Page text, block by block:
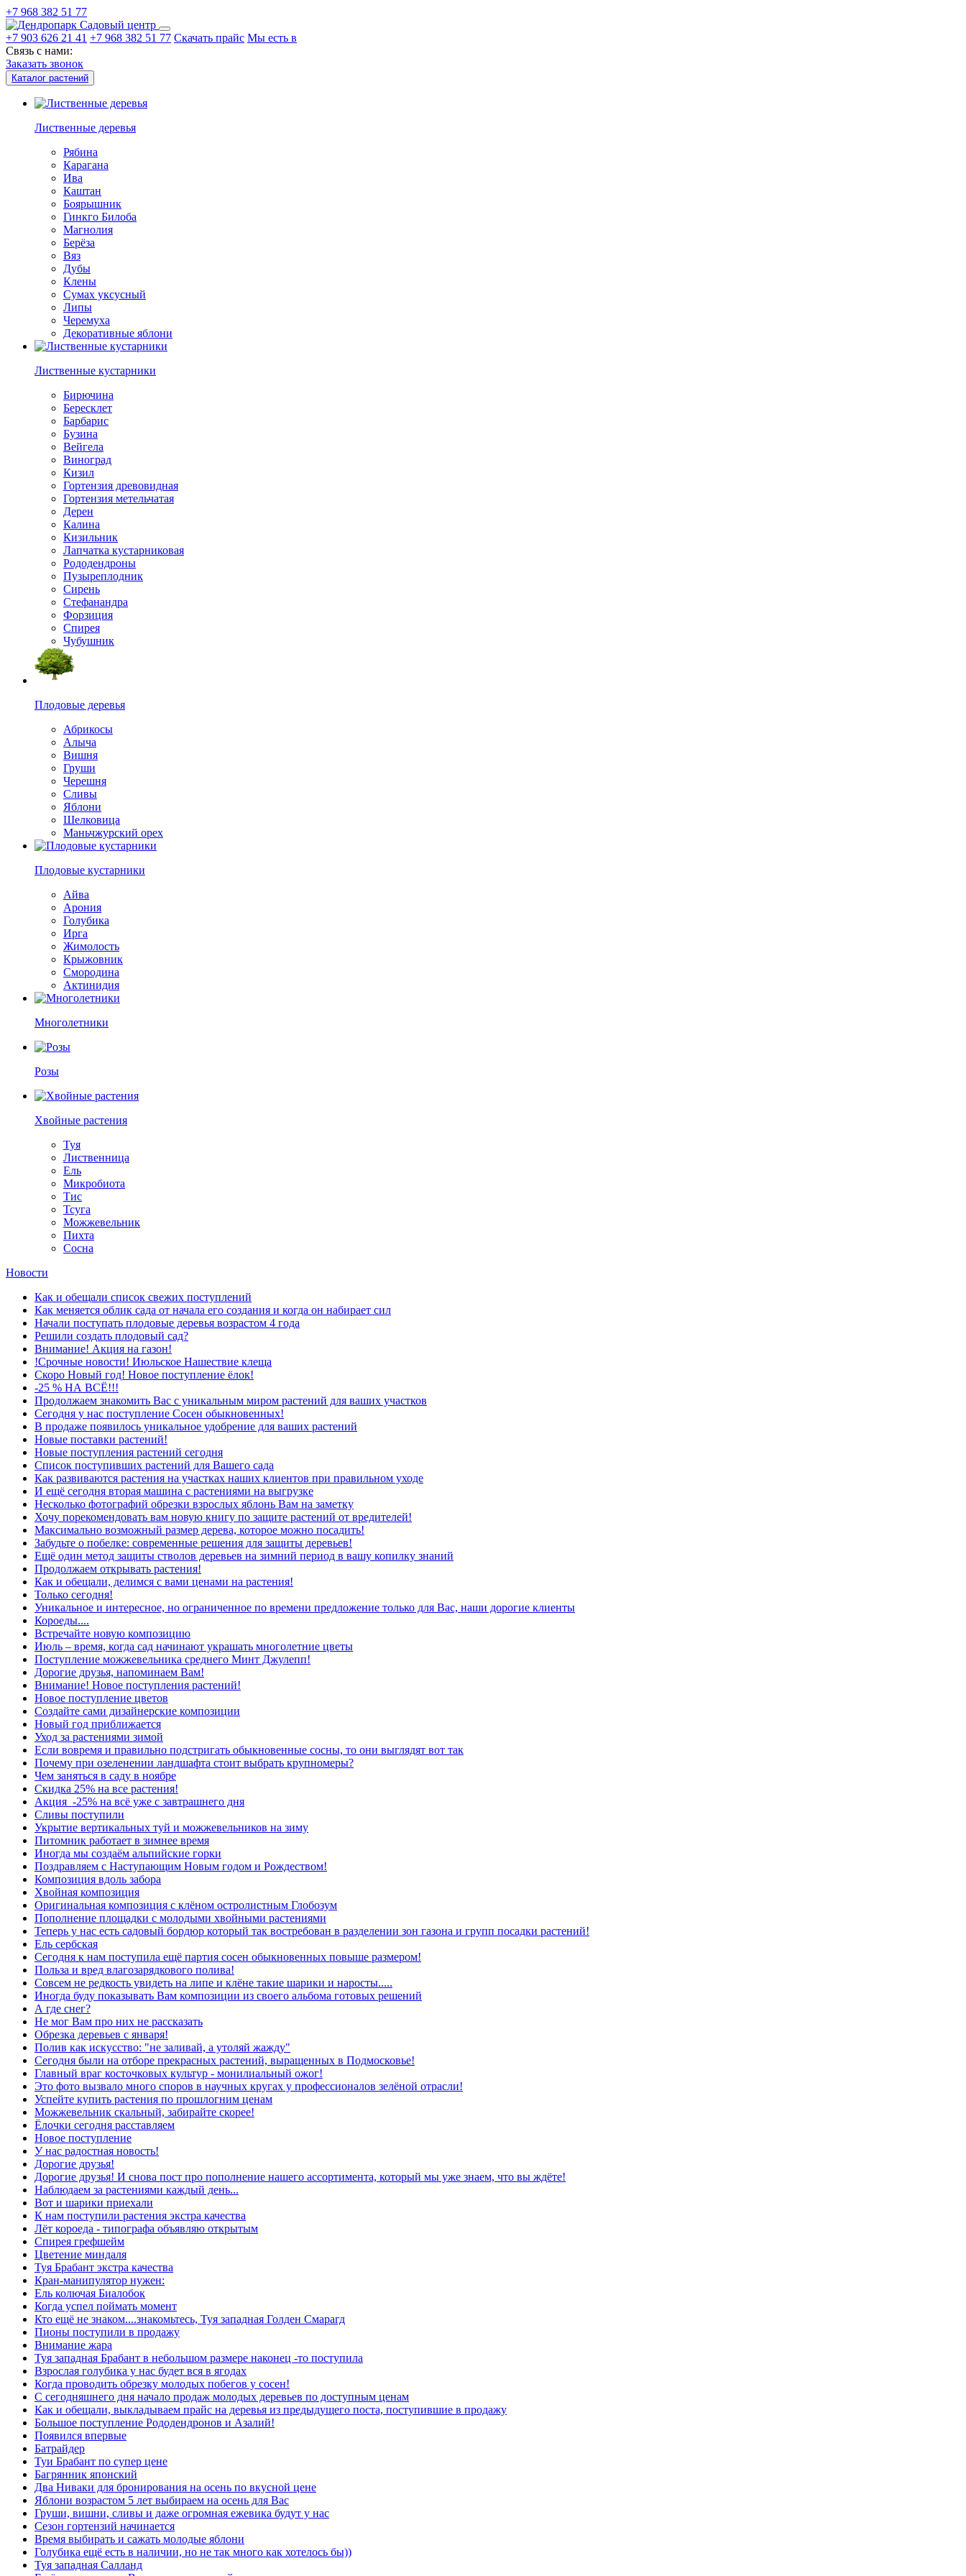
+7 968 382 51 77
Садовый центр
+7 903 626 21 41 +7 968 382 51 77 Скачать прайс Мы есть в
Связь с нами:
Заказать звонок
Каталог растений
Лиственные деревья
Рябина
Карагана
Ива
Каштан
Боярышник
Гинкго Билоба
Магнолия
Берёза
Вяз
Дубы
Клены
Сумах уксусный
Липы
Черемуха
Декоративные яблони
Лиственные кустарники
Бирючина
Бересклет
Барбарис
Бузина
Вейгела
Виноград
Кизил
Гортензия древовидная
Гортензия метельчатая
Дерен
Калина
Кизильник
Лапчатка кустарниковая
Рододендроны
Пузыреплодник
Сирень
Стефанандра
Форзиция
Спирея
Чубушник
Плодовые деревья
Абрикосы
Алыча
Вишня
Груши
Черешня
Сливы
Яблони
Шелковица
Маньчжурский орех
Плодовые кустарники
Айва
Арония
Голубика
Ирга
Жимолость
Крыжовник
Смородина
Актинидия
Многолетники
Розы
Хвойные растения
Туя
Лиственница
Ель
Микробиота
Тис
Тсуга
Можжевельник
Пихта
Сосна
Новости
Как и обещали список свежих поступлений
Как меняется облик сада от начала его создания и когда он набирает сил
Начали поступать плодовые деревья возрастом 4 года
Решили создать плодовый сад?
Внимание! Акция на газон!
!Срочные новости! Июльское Нашествие клеща
Скоро Новый год! Новое поступление ёлок!
-25 % НА ВСЁ!!!
Продолжаем знакомить Вас с уникальным миром растений для ваших участков
Сегодня у нас поступление Сосен обыкновенных!
В продаже появилось уникальное удобрение для ваших растений
Новые поставки растений!
Новые поступления растений сегодня
Список поступивших растений для Вашего сада
Как развиваются растения на участках наших клиентов при правильном уходе
И ещё сегодня вторая машина с растениями на выгрузке
Несколько фотографий обрезки взрослых яблонь Вам на заметку
Хочу порекомендовать вам новую книгу по защите растений от вредителей!
Максимально возможный размер дерева, которое можно посадить!
Забудьте о побелке: современные решения для защиты деревьев!
Ещё один метод защиты стволов деревьев на зимний период в вашу копилку знаний
Продолжаем открывать растения!
Как и обещали, делимся с вами ценами на растения!
Только сегодня!
Уникальное и интересное, но ограниченное по времени предложение только для Вас, наши дорогие клиенты
Короеды....
Встречайте новую композицию
Июль – время, когда сад начинают украшать многолетние цветы
Поступление можжевельника среднего Минт Джулепп!
Дорогие друзья, напоминаем Вам!
Внимание! Новое поступления растений!
Новое поступление цветов
Создайте сами дизайнерские композиции
Новый год приближается
Уход за растениями зимой
Если вовремя и правильно подстригать обыкновенные сосны, то они выглядят вот так
Почему при озеленении ландшафта стоит выбрать крупномеры?
Чем заняться в саду в ноябре
Скидка 25% на все растения!
Акция -25% на всё уже с завтрашнего дня
Сливы поступили
Укрытие вертикальных туй и можжевельников на зиму
Питомник работает в зимнее время
Иногда мы создаём альпийские горки
Поздравляем с Наступающим Новым годом и Рождеством!
Композиция вдоль забора
Хвойная композиция
Оригинальная композиция с клёном остролистным Глобозум
Пополнение площадки с молодыми хвойными растениями
Теперь у нас есть садовый бордюр который так востребован в разделении зон газона и групп посадки растений!
Ель сербская
Сегодня к нам поступила ещё партия сосен обыкновенных повыше размером!
Польза и вред влагозарядкового полива!
Совсем не редкость увидеть на липе и клёне такие шарики и наросты.....
Иногда буду показывать Вам композиции из своего альбома готовых решений
А где снег?
Не мог Вам про них не рассказать
Обрезка деревьев с января!
Полив как искусство: "не заливай, а утоляй жажду"
Сегодня были на отборе прекрасных растений, выращенных в Подмосковье!
Главный враг косточковых культур - монилиальный ожог!
Это фото вызвало много споров в научных кругах у профессионалов зелёной отрасли!
Успейте купить растения по прошлогним ценам
Можжевельник скальный, забирайте скорее!
Ёлочки сегодня расставляем
Новое поступление
У нас радостная новость!
Дорогие друзья!
Дорогие друзья! И снова пост про пополнение нашего ассортимента, который мы уже знаем, что вы ждёте!
Наблюдаем за растениями каждый день...
Вот и шарики приехали
К нам поступили растения экстра качества
Лёт короеда - типографа объявляю открытым
Спирея грефшейм
Цветение миндаля
Туя Брабант экстра качества
Кран-манипулятор нужен:
Ель колючая Биалобок
Когда успел поймать момент
Кто ещё не знаком....знакомьтесь, Туя западная Голден Смарагд
Пионы поступили в продажу
Внимание жара
Туя западная Брабант в небольшом размере наконец -то поступила
Взрослая голубика у нас будет вся в ягодах
Когда проводить обрезку молодых побегов у сосен!
С сегодняшнего дня начало продаж молодых деревьев по доступным ценам
Как и обещали, выкладываем прайс на деревья из предыдущего поста, поступившие в продажу
Большое поступление Рододендронов и Азалий!
Появился впервые
Батрайдер
Туи Брабант по супер цене
Багрянник японский
Два Ниваки для бронирования на осень по вкусной цене
Яблони возрастом 5 лет выбираем на осень для Вас
Груши, вишни, сливы и даже огромная ежевика будут у нас
Сезон гортензий начинается
Время выбирать и сажать молодые яблони
Голубика ещё есть в наличии, но не так много как хотелось бы))
Туя западная Салланд